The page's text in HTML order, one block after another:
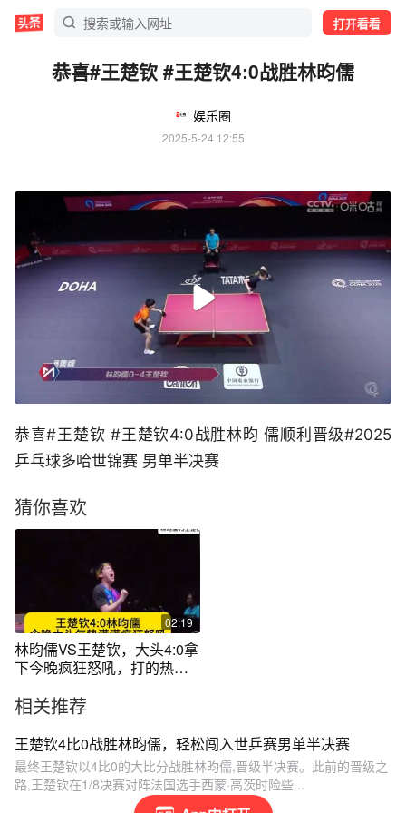
打开看看
恭喜#王楚钦 #王楚钦4:0战胜林昀儒
娱乐圈
2025-5-24 12:55
恭喜#王楚钦 #王楚钦4:0战胜林昀 儒顺利晋级#2025
乒乓球多哈世锦赛 男单半决赛
猜你喜欢
02:19
林昀儒VS王楚钦，大头4:0拿
下今晚疯狂怒吼，打的热
相关推荐
王楚钦4比0战胜林昀儒，轻松闯入世乒赛男单半决赛
最终王楚钦以4比0的大比分战胜林昀儒,晋级半决赛。此前的晋级之
路,王楚钦在1/8决赛对阵法国选手西蒙·高茨时险些...